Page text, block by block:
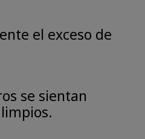
el exceso de
se sientan